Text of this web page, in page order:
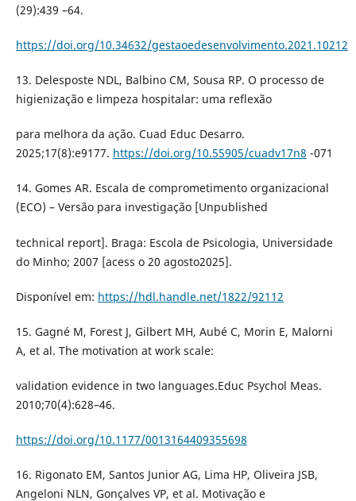
(29):439 –64.
https://doi.org/10.34632/gestaoedesenvolvimento.2021.10212
13. Delesposte NDL, Balbino CM, Sousa RP. O processo de
higienização e limpeza hospitalar: uma reflexão
para melhora da ação. Cuad Educ Desarro.
2025;17(8):e9177. https://doi.org/10.55905/cuadv17n8 -071
14. Gomes AR. Escala de comprometimento organizacional
(ECO) – Versão para investigação [Unpublished
technical report]. Braga: Escola de Psicologia, Universidade
do Minho; 2007 [acess o 20 agosto2025].
Disponível em: https://hdl.handle.net/1822/92112
15. Gagné M, Forest J, Gilbert MH, Aubé C, Morin E, Malorni
A, et al. The motivation at work scale:
validation evidence in two languages.Educ Psychol Meas.
2010;70(4):628–46.
https://doi.org/10.1177/0013164409355698
16. Rigonato EM, Santos Junior AG, Lima HP, Oliveira JSB,
Angeloni NLN, Gonçalves VP, et al. Motivação e